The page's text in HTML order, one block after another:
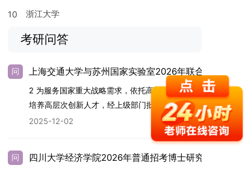
10 浙江大学
考研问答
问 上海交通大学与苏州国家实验室2026年联合培养博士
2 为服务国家重大战略需求，依托高水平科研平台
培养高层次创新人才，经上级部门批准，苏州实验
室（全称“苏州国家实验室”）与上海交通大学将于
2026年继续合作开展博士研究生联合培养工作。
学科领域进行深度培养。相关招生政策及安排说明
2025-12-02
问 四川大学经济学院2026年普通招考博士研究生招生简